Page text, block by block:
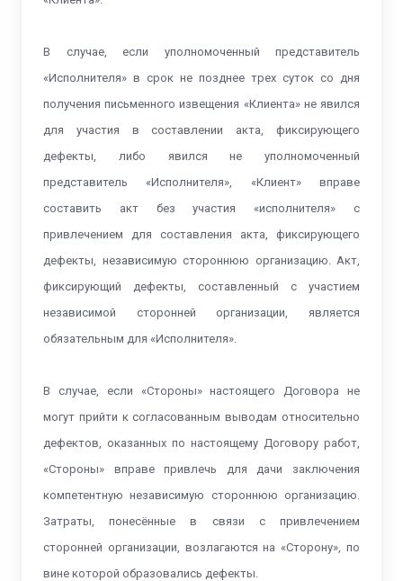
В случае, если уполномоченный представитель
«Исполнителя» в срок не позднее трех суток со дня
получения письменного извещения «Клиента» не явился
для участия в составлении акта, фиксирующего
дефекты, либо явился не уполномоченный
представитель «Исполнителя», «Клиент» вправе
составить акт без участия «исполнителя» с
привлечением для составления акта, фиксирующего
дефекты, независимую стороннюю организацию. Акт,
фиксирующий дефекты, составленный с участием
независимой сторонней организации, является
обязательным для «Исполнителя».
В случае, если «Стороны» настоящего Договора не
могут прийти к согласованным выводам относительно
дефектов, оказанных по настоящему Договору работ,
«Стороны» вправе привлечь для дачи заключения
компетентную независимую стороннюю организацию.
Затраты, понесённые в связи с привлечением
сторонней организации, возлагаются на «Сторону», по
вине которой образовались дефекты.